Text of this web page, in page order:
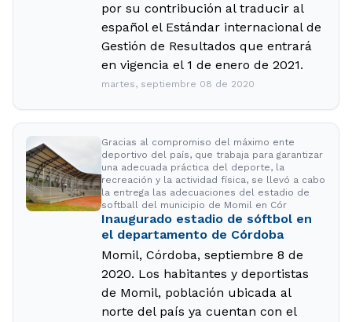
por su contribución al traducir al
español el Estándar internacional de
Gestión de Resultados que entrará
en vigencia el 1 de enero de 2021.
martes, septiembre 08 de 2020
Gracias al compromiso del máximo ente
deportivo del país, que trabaja para garantizar
una adecuada práctica del deporte, la
recreación y la actividad física, se llevó a cabo
la entrega las adecuaciones del estadio de
softball del municipio de Momil en Cór
Inaugurado estadio de sóftbol en
el departamento de Córdoba
Momil, Córdoba, septiembre 8 de
2020. Los habitantes y deportistas
de Momil, población ubicada al
norte del país ya cuentan con el